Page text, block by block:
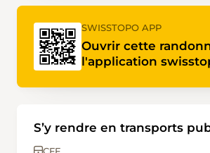
SWISSTOPO APP
Ouvrir cette
l'application
S’y rendre en transports